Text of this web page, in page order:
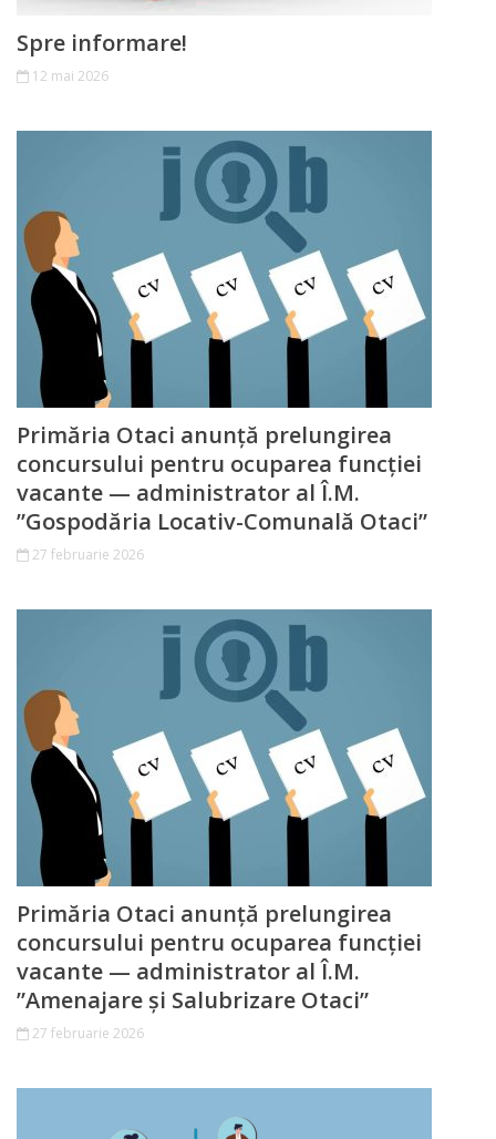
participare
Rapoarte
Noutăți
Galerie
media
Contacte
Spre informare!
12 mai 2026
Primăria Otaci anunță prelungirea
concursului pentru ocuparea funcției
vacante — administrator al Î.M.
”Gospodăria Locativ-Comunală Otaci”
27 februarie 2026
Primăria Otaci anunță prelungirea
concursului pentru ocuparea funcției
vacante — administrator al Î.M.
”Amenajare și Salubrizare Otaci”
27 februarie 2026